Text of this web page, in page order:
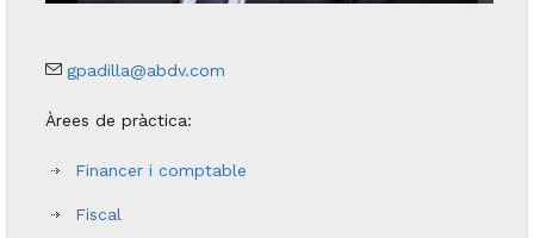
gpadilla@abdv.com
Àrees de pràctica:
Financer i comptable
Fiscal